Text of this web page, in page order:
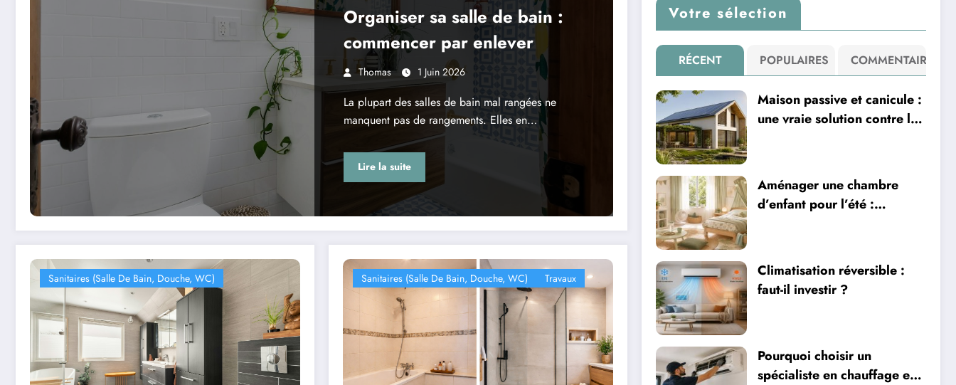
Organiser sa salle de bain :
commencer par enlever
Thomas 1 Juin 2026
La plupart des salles de bain mal rangées ne
manquent pas de rangements. Elles en…
Lire la suite
Sanitaires (salle De Bain, Douche, WC) Sanitaires (salle De Bain, Douche, WC) Travaux
Votre sélection
RÉCENT POPULAIRES COMMENTAIRE
Maison passive et canicule :
une vraie solution contre la
Aménager une chambre
d’enfant pour l’été :
Climatisation réversible :
faut-il investir ?
Pourquoi choisir un
spécialiste en chauffage et